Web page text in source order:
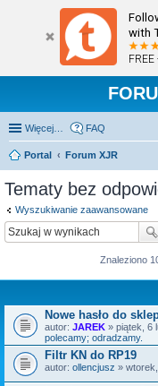
with
FREE
Więcej… FAQ
Portal
Forum XJR
Tematy bez
Wyszukiwanie zaawansowane
Znaleziono
Nowe hasło do
autor: JAREK » piątek, 6
polecamy; odradzamy.
Filtr KN do RP19
autor: ollencjusz »